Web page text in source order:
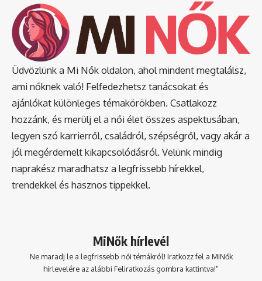
Üdvözlünk a Mi Nők oldalon, ahol mindent megtalálsz,
ami nőknek való! Felfedezhetsz tanácsokat és
ajánlókat különleges témakörökben. Csatlakozz
hozzánk, és merülj el a női élet összes aspektusában,
legyen szó karrierről, családról, szépségről, vagy akár a
jól megérdemelt kikapcsolódásról. Velünk mindig
naprakész maradhatsz a legfrissebb hírekkel,
trendekkel és hasznos tippekkel.
MiNők hírlevél
Ne maradj le a legfrissebb női témákról! Iratkozz fel a MiNők
hírlevelére az alábbi Feliratkozás gombra kattintva!"